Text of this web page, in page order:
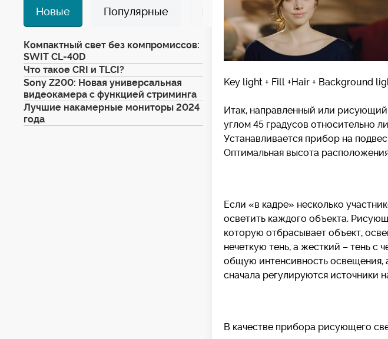
Новые Популярные Избранные
Компактный свет без компромиссов:
SWIT CL-40D
Что такое CRI и TLCI?
Sony Z200: Новая универсальная
видеокамера с функцией стриминга
Лучшие накамерные мониторы 2024
года
Key light + Fill +Hair + Background
Итак, направленный или рисующий
углом 45 градусов относительно
Устанавливается прибор на
Оптимальная высота
Если «в кадре» несколько
осветить каждого объекта.
которую отбрасывает объект,
нечеткую тень, а жесткий – тень с
общую интенсивность освещения,
сначала регулируются источники
В качестве прибора рисующего